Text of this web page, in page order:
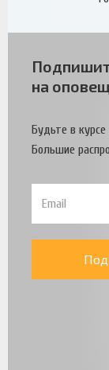
на
Будьте в
Большие